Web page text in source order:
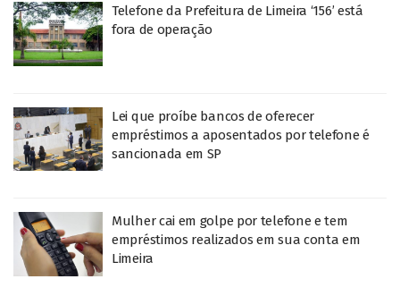
Telefone da Prefeitura de Limeira ‘156’ está
fora de operação
Lei que proíbe bancos de oferecer
empréstimos a aposentados por telefone é
sancionada em SP
Mulher cai em golpe por telefone e tem
empréstimos realizados em sua conta em
Limeira